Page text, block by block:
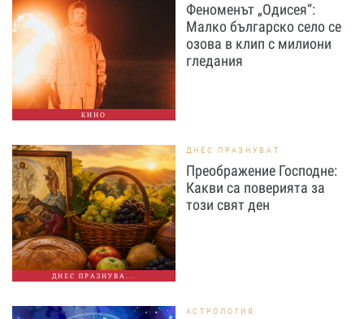
КИНО
Феноменът „Одисея“:
Малко българско село се
озова в клип с милиони
гледания
ДНЕС ПРАЗНУВА...
ДНЕС ПРАЗНУВАТ
Преображение Господне:
Какви са поверията за
този свят ден
АСТРОЛОГИЯ